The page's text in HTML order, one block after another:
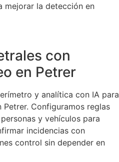
mejorar la detección en
con
en Petrer
y analítica con IA para
Petrer. Configuramos reglas
y vehículos para
incidencias con
control sin depender en